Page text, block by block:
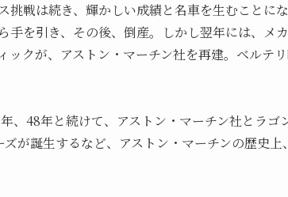
挑戦は続き、輝かしい成績と名車を生むこと
手を引き、その後、倒産。しかし翌年には、
ックが、アストン・マーチン社を再建。ベル
、48年と続けて、アストン・マーチン社とラ
が誕生するなど、アストン・マーチンの歴史